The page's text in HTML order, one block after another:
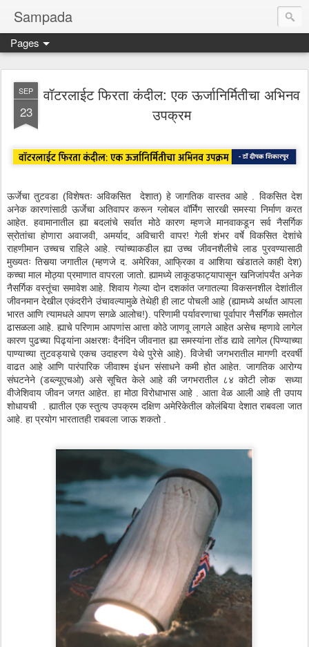
Sampada
Pages
SEP
23
वॉटरलाईट फिरता कंदील: एक ऊर्जानिर्मितीचा अभिनव
उपक्रम
ऊर्जेचा तुटवडा (विशेषतः अविकसित देशात) हे जागतिक वास्तव आहे . विकसित देश
अनेक कारणांसाठी ऊर्जेचा अतिवापर करून ग्लोबल वॉर्मिंग सारखी समस्या निर्माण करत
आहेत. हवामानातील ह्या बदलांचे सर्वात मोठे कारण म्हणजे मानवाकडून सर्व नैसर्गिक
स्रोतांचा होणारा अवाजवी, अमर्याद, अविचारी वापर! गेली शंभर वर्षे विकसित देशांचे
राहणीमान उच्चच राहिले आहे. त्यांच्याकडील ह्या उच्च जीवनशैलीचे लाड पुरवण्यासाठी
मुख्यतः तिसर्‍या जगातील (म्हणजे द. अमेरिका, आफ्रिका व आशिया खंडातले काही देश)
कच्चा माल मोठ्या प्रमाणात वापरला जातो. ह्यामध्ये लाकूडफाट्यापासून खनिजांपर्यंत अनेक
नैसर्गिक वस्तूंचा समावेश आहे. शिवाय गेल्या दोन दशकांत जगातल्या विकसनशील देशांतील
जीवनमान देखील एकंदरीने उंचावल्यामुळे तेथेही ही लाट पोचली आहे (ह्यामध्ये अर्थात आपला
भारत आणि त्यामधले आपण सगळे आलोच!). परिणामी पर्यावरणाचा पूर्वापार नैसर्गिक समतोल
ढासळला आहे. ह्याचे परिणाम आपणांस आत्ता कोठे जाणवू लागले आहेत असेच म्हणावे लागेल
कारण पुढच्या पिढ्यांना अक्षरशः दैनंदिन जीवनात ह्या समस्यांना तोंड द्यावे लागेल (पिण्याच्या
पाण्याच्या तुटवड्याचे एकच उदाहरण येथे पुरेसे आहे). विजेची जगभरातील मागणी दरवर्षी
वाढत आहे आणि पारंपारिक जीवाश्म इंधन संसाधने कमी होत आहेत. जागतिक आरोग्य
संघटनेने (डब्ल्यूएचओ) असे सूचित केले आहे की जगभरातील ८४ कोटी लोक सध्या
वीजेशिवाय जीवन जगत आहेत. हा मोठा विरोधाभास आहे . आता वेळ आली आहे ती उपाय
शोधायची . ह्यातील एक स्तुत्य उपक्रम दक्षिण अमेरिकेतील कोलंबिया देशात राबवला जात
आहे. हा प्रयोग भारतातही राबवला जाऊ शकतो .